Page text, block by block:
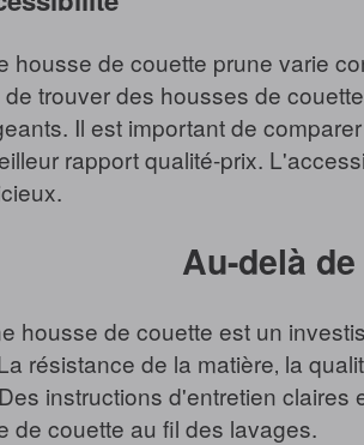
housse de couette prune varie
trouver des housses de
Il est important de
rapport qualité-prix.
Au-delà
housse de couette est un
résistance de la matière‚ la
instructions d'entretien
de couette au fil des lavages.